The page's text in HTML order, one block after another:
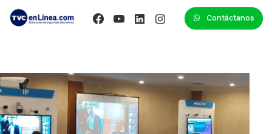
Contáctanos